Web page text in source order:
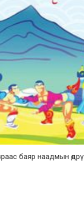
баяр наадмын